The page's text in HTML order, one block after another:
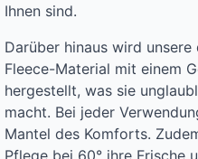
Ihnen sind.
Darüber hinaus wird
Fleece-Material mit einem
hergestellt, was sie
macht. Bei jeder
Mantel des Komforts.